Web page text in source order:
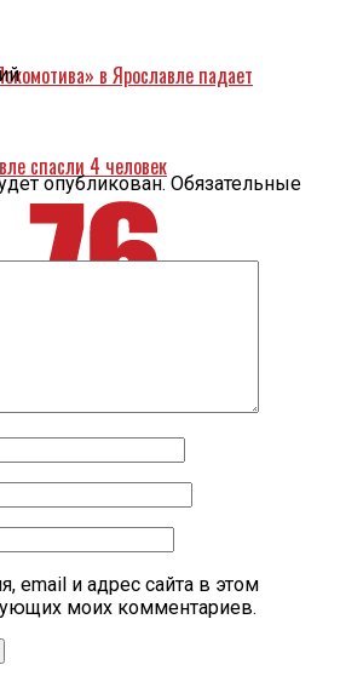
в Ярославле падает
спасли 4 человек
опубликован. Обязательные
email и адрес сайта в этом
моих комментариев.